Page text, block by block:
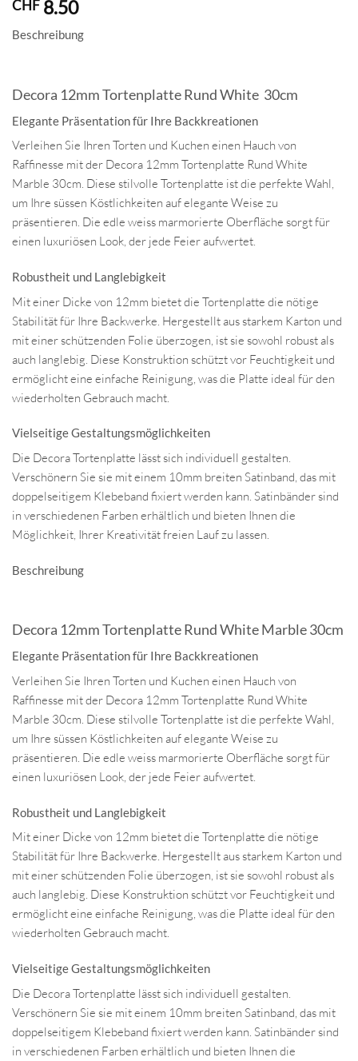
CHF 8.50
Beschreibung
Decora 12mm Tortenplatte Rund White 30cm
Elegante Präsentation für Ihre Backkreationen
Verleihen Sie Ihren Torten und Kuchen einen Hauch von
Raffinesse mit der Decora 12mm Tortenplatte Rund White
Marble 30cm. Diese stilvolle Tortenplatte ist die perfekte Wahl,
um Ihre süssen Köstlichkeiten auf elegante Weise zu
präsentieren. Die edle weiss marmorierte Oberfläche sorgt für
einen luxuriösen Look, der jede Feier aufwertet.
Robustheit und Langlebigkeit
Mit einer Dicke von 12mm bietet die Tortenplatte die nötige
Stabilität für Ihre Backwerke. Hergestellt aus starkem Karton und
mit einer schützenden Folie überzogen, ist sie sowohl robust als
auch langlebig. Diese Konstruktion schützt vor Feuchtigkeit und
ermöglicht eine einfache Reinigung, was die Platte ideal für den
wiederholten Gebrauch macht.
Vielseitige Gestaltungsmöglichkeiten
Die Decora Tortenplatte lässt sich individuell gestalten.
Verschönern Sie sie mit einem 10mm breiten Satinband, das mit
doppelseitigem Klebeband fixiert werden kann. Satinbänder sind
in verschiedenen Farben erhältlich und bieten Ihnen die
Möglichkeit, Ihrer Kreativität freien Lauf zu lassen.
Beschreibung
Decora 12mm Tortenplatte Rund White Marble 30cm
Elegante Präsentation für Ihre Backkreationen
Verleihen Sie Ihren Torten und Kuchen einen Hauch von
Raffinesse mit der Decora 12mm Tortenplatte Rund White
Marble 30cm. Diese stilvolle Tortenplatte ist die perfekte Wahl,
um Ihre süssen Köstlichkeiten auf elegante Weise zu
präsentieren. Die edle weiss marmorierte Oberfläche sorgt für
einen luxuriösen Look, der jede Feier aufwertet.
Robustheit und Langlebigkeit
Mit einer Dicke von 12mm bietet die Tortenplatte die nötige
Stabilität für Ihre Backwerke. Hergestellt aus starkem Karton und
mit einer schützenden Folie überzogen, ist sie sowohl robust als
auch langlebig. Diese Konstruktion schützt vor Feuchtigkeit und
ermöglicht eine einfache Reinigung, was die Platte ideal für den
wiederholten Gebrauch macht.
Vielseitige Gestaltungsmöglichkeiten
Die Decora Tortenplatte lässt sich individuell gestalten.
Verschönern Sie sie mit einem 10mm breiten Satinband, das mit
doppelseitigem Klebeband fixiert werden kann. Satinbänder sind
in verschiedenen Farben erhältlich und bieten Ihnen die